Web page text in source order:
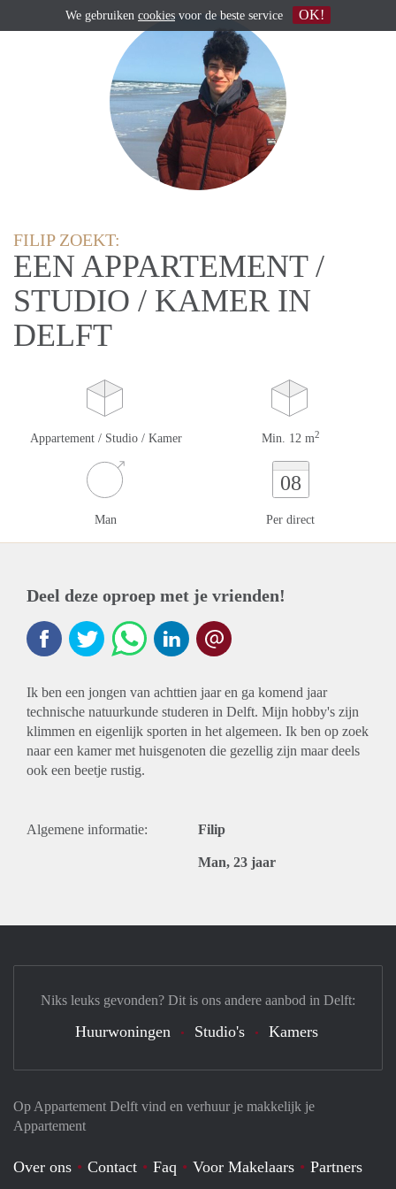
FILIP ZOEKT:
EEN APPARTEMENT /
STUDIO / KAMER IN
DELFT
Appartement / Studio / Kamer Min. 12 m2
Man
08
Per direct
Deel deze oproep met je vrienden!
Ik ben een jongen van achttien jaar en ga komend jaar
technische natuurkunde studeren in Delft. Mijn hobby's zijn
klimmen en eigenlijk sporten in het algemeen. Ik ben op zoek
naar een kamer met huisgenoten die gezellig zijn maar deels
ook een beetje rustig.
Algemene informatie: Filip
Man, 23 jaar
Op Appartement Delft vind en verhuur je makkelijk je
Appartement
Over ons Contact Faq Voor Makelaars Partners
Niks leuks gevonden? Dit is ons andere aanbod in Delft:
Huurwoningen Studio's Kamers
We gebruiken cookies voor de beste service OK!